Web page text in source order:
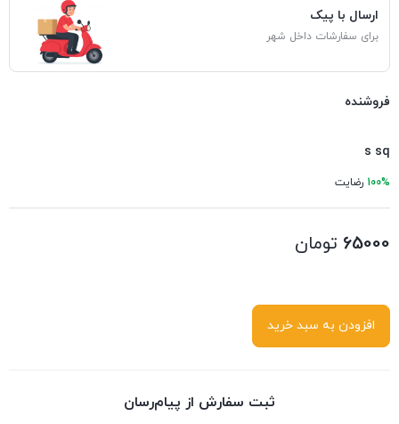
ارسال با پیک
برای سفارشات داخل شهر
فروشنده
s sq
100% رضایت
65000 تومان
افزودن به سبد خرید
ثبت سفارش از پیام‌رسان